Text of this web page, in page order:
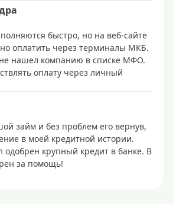
быстро, но на веб-сайте
оплатить через терминалы МКБ.
нашел компанию в списке МФО.
оплату через личный
займ и без проблем его вернув,
в моей кредитной истории.
одобрен крупный кредит в банке. В
за помощь!